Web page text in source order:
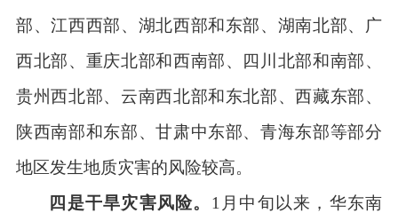
部、江西西部、湖北西部和东部、湖南北部、广
西北部、重庆北部和西南部、四川北部和南部、
贵州西北部、云南西北部和东北部、西藏东部、
陕西南部和东部、甘肃中东部、青海东部等部分
地区发生地质灾害的风险较高。
四是干旱灾害风险。 1 月中旬以来，华东南